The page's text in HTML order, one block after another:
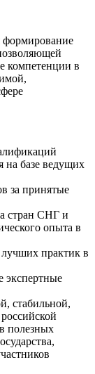
компетенции в
на базе ведущих
за принятые
стран СНГ и
опыта в
практик в
стабильной,
полезных